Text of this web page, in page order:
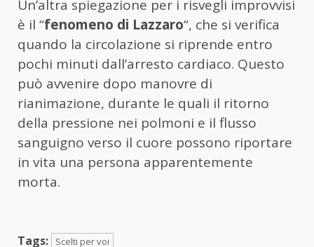
Un’altra spiegazione per i risvegli improvvisi
è il “fenomeno di Lazzaro“, che si verifica
quando la circolazione si riprende entro
pochi minuti dall’arresto cardiaco. Questo
può avvenire dopo manovre di
rianimazione, durante le quali il ritorno
della pressione nei polmoni e il flusso
sanguigno verso il cuore possono riportare
in vita una persona apparentemente
morta.
Tags: Scelti per voi